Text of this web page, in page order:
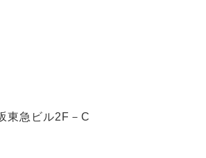
急ビル2F－C